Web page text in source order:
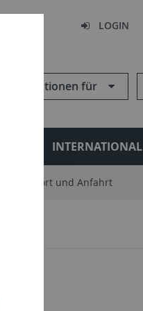
LOGIN
Informationen für
INTERNATIONAL
Standort und Anfahrt